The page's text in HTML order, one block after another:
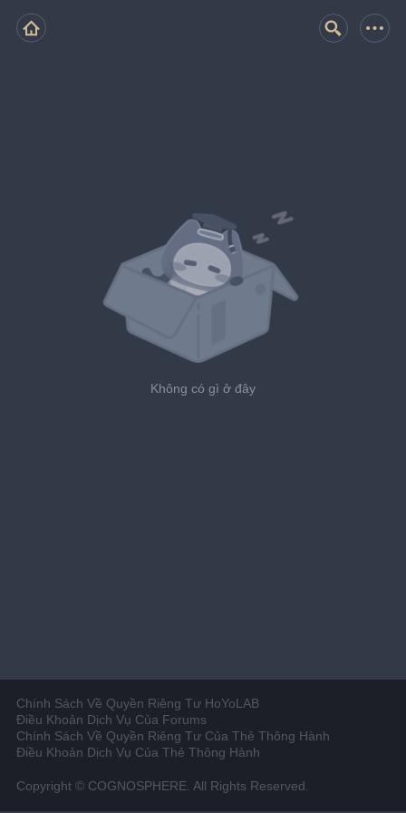
Không có gì ở đây
Chính Sách Về Quyền Riêng Tư HoYoLAB
Điều Khoản Dịch Vụ Của Forums
Chính Sách Về Quyền Riêng Tư Của Thẻ Thông Hành
Điều Khoản Dịch Vụ Của Thẻ Thông Hành
Copyright © COGNOSPHERE. All Rights Reserved.